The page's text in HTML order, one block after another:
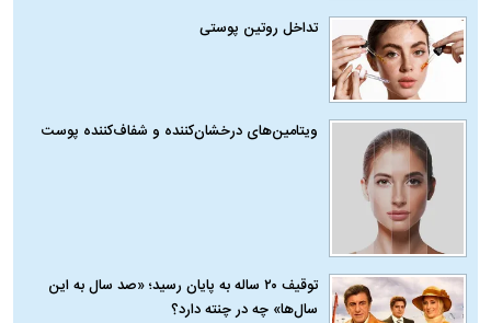
تداخل روتین پوستی
ویتامین‌های درخشان‌کننده و شفاف‌کننده پوست
توقیف ۲۰ ساله به پایان رسید؛ «صد سال به این
سال‌ها» چه در چنته دارد؟